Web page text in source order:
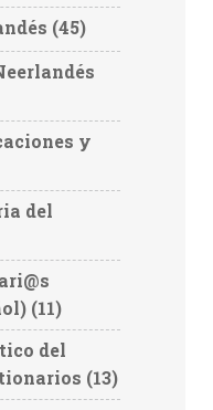
(45)
y
del
(11)
del
(13)